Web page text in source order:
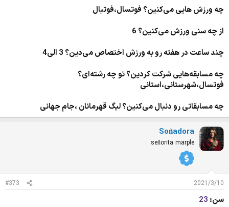
چه ورزش هایی می‌کنین؟ فوتسال،فوتبال
از چه سنی ورزش می‌کنین؟ 6
چند ساعت در هفته رو به ورزش اختصاص می‌دین؟ 3 الی4
چه مسابقه‌هایی شرکت کردین؟ تو چه رشته‌ای؟
فوتسال،شهرستانی،استانی
چه مسابقاتی رو دنبال می‌کنین؟ لیگ قهرمانان ،جام جهانی
Soñadora
señorita marple
2021/3/10
#373
سن: 23